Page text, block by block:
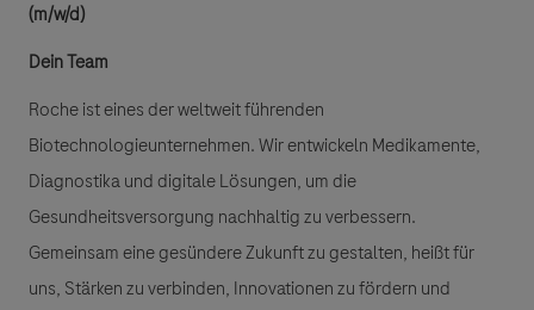
(m/w/d)
Dein Team
Roche ist eines der weltweit führenden
Biotechnologieunternehmen. Wir entwickeln Medikamente,
Diagnostika und digitale Lösungen, um die
Gesundheitsversorgung nachhaltig zu verbessern.
Gemeinsam eine gesündere Zukunft zu gestalten, heißt für
uns, Stärken zu verbinden, Innovationen zu fördern und